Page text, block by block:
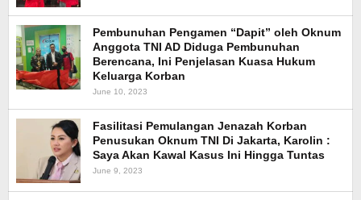
Pembunuhan Pengamen “Dapit” oleh Oknum
Anggota TNI AD Diduga Pembunuhan
Berencana, Ini Penjelasan Kuasa Hukum
Keluarga Korban
June 10, 2023
Fasilitasi Pemulangan Jenazah Korban
Penusukan Oknum TNI Di Jakarta, Karolin :
Saya Akan Kawal Kasus Ini Hingga Tuntas
June 9, 2023